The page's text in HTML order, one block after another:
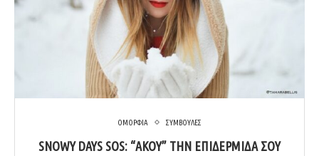
ΟΜΟΡΦΙΑ ΣΥΜΒΟΥΛΕΣ
SNOWY DAYS SOS: “ΆΚΟΥ” ΤΗΝ ΕΠΙΔΕΡΜΊΔΑ ΣΟΥ